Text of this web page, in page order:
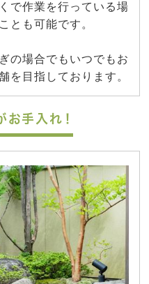
で作業を行っている場
とも可能です。
の場合でもいつでもお
を目指しております。
手入れ！